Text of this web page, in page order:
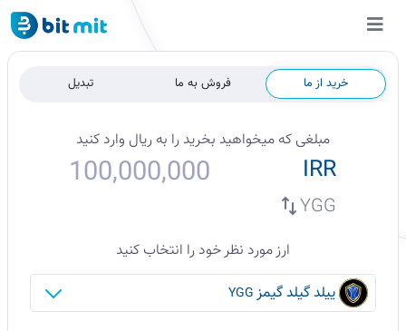
خرید از ما فروش به ما تبدیل
مبلغی که میخواهید بخرید را به ریال وارد کنید
IRR
YGG
ارز مورد نظر خود را انتخاب کنید
ییلد گیلد گیمزYGG